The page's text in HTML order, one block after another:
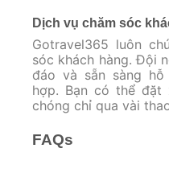
Dịch vụ chăm sóc
Gotravel365 luôn
sóc khách hàng. Đội
đáo và sẵn sàng
hợp. Bạn có thể đặt
chóng chỉ qua vài
FAQs